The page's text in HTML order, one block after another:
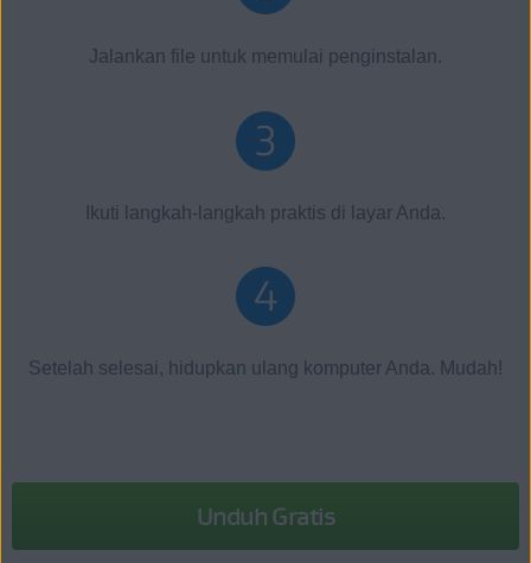
Jalankan file untuk memulai penginstalan.
Ikuti langkah-langkah praktis di layar Anda.
Setelah selesai, hidupkan ulang komputer Anda. Mudah!
Unduh Gratis